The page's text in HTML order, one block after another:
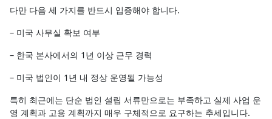
다만 다음 세 가지를 반드시 입증해야 합니다.
– 미국 사무실 확보 여부
– 한국 본사에서의 1년 이상 근무 경력
– 미국 법인이 1년 내 정상 운영될 가능성
특히 최근에는 단순 법인 설립 서류만으로는 부족하고 실제 사업 운
영 계획과 고용 계획까지 매우 구체적으로 요구하는 추세입니다.